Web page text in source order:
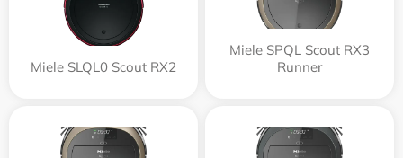
Miele SLQL0 Scout RX2
Miele SPQL Scout RX3
Runner